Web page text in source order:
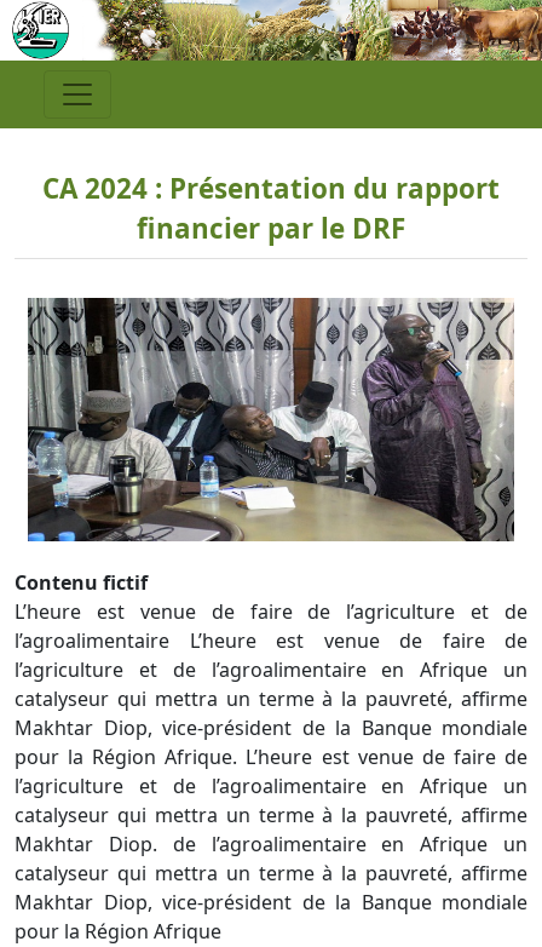
CA 2024 : Présentation du rapport
financier par le DRF
Contenu fictif
L’heure est venue de faire de l’agriculture et de
l’agroalimentaire L’heure est venue de faire de
l’agriculture et de l’agroalimentaire en Afrique un
catalyseur qui mettra un terme à la pauvreté, affirme
Makhtar Diop, vice-président de la Banque mondiale
pour la Région Afrique. L’heure est venue de faire de
l’agriculture et de l’agroalimentaire en Afrique un
catalyseur qui mettra un terme à la pauvreté, affirme
Makhtar Diop. de l’agroalimentaire en Afrique un
catalyseur qui mettra un terme à la pauvreté, affirme
Makhtar Diop, vice-président de la Banque mondiale
pour la Région Afrique